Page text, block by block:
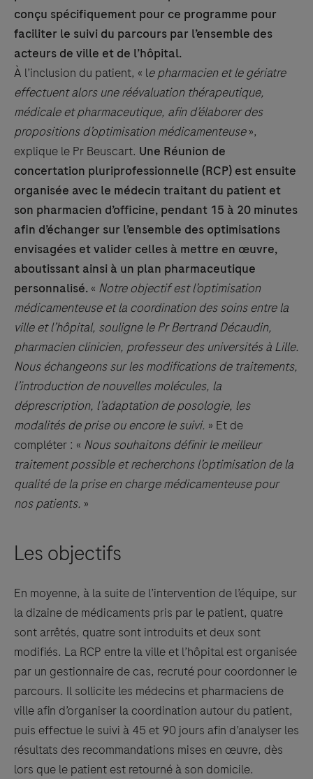
conçu spécifiquement pour ce programme pour
faciliter le suivi du parcours par l’ensemble des
acteurs de ville et de l’hôpital.
À l’inclusion du patient, « le pharmacien et le gériatre
effectuent alors une réévaluation thérapeutique,
médicale et pharmaceutique, afin d’élaborer des
propositions d’optimisation médicamenteuse»,
explique le Pr Beuscart. Une Réunion de
concertation pluriprofessionnelle (RCP) est ensuite
organisée avec le médecin traitant du patient et
son pharmacien d’officine, pendant 15 à 20 minutes
afin d’échanger sur l’ensemble des optimisations
envisagées et valider celles à mettre en œuvre,
aboutissant ainsi à un plan pharmaceutique
personnalisé. « Notre objectif est l’optimisation
médicamenteuse et la coordination des soins entre la
ville et l’hôpital, souligne le Pr Bertrand Décaudin,
pharmacien clinicien, professeur des universités à Lille.
Nous échangeons sur les modifications de traitements,
l’introduction de nouvelles molécules, la
déprescription, l’adaptation de posologie, les
modalités de prise ou encore le suivi. » Et de
compléter : « Nous souhaitons définir le meilleur
traitement possible et recherchons l’optimisation de la
qualité de la prise en charge médicamenteuse pour
nos patients. »
Les objectifs
En moyenne, à la suite de l’intervention de l’équipe, sur
la dizaine de médicaments pris par le patient, quatre
sont arrêtés, quatre sont introduits et deux sont
modifiés. La RCP entre la ville et l’hôpital est organisée
par un gestionnaire de cas, recruté pour coordonner le
parcours. Il sollicite les médecins et pharmaciens de
ville afin d’organiser la coordination autour du patient,
puis effectue le suivi à 45 et 90 jours afin d’analyser les
résultats des recommandations mises en œuvre, dès
lors que le patient est retourné à son domicile.